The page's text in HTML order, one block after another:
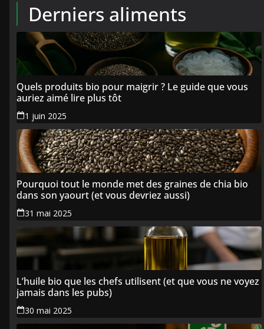
Derniers aliments
Quels produits bio pour maigrir ? Le guide que vous
auriez aimé lire plus tôt
1 juin 2025
Pourquoi tout le monde met des graines de chia bio
dans son yaourt (et vous devriez aussi)
31 mai 2025
L’huile bio que les chefs utilisent (et que vous ne voyez
jamais dans les pubs)
30 mai 2025